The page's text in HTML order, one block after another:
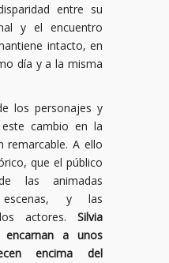
entre su
y el encuentro
intacto, en
día y a la misma
los personajes y
cambio en la
remarcable. A ello
que el público
las animadas
escenas, y las
actores. Silvia
a unos
encima del